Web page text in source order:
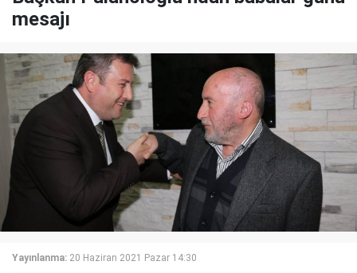
mesajı
Yayınlanma: 20 Haziran 2021 Pazar 14:30